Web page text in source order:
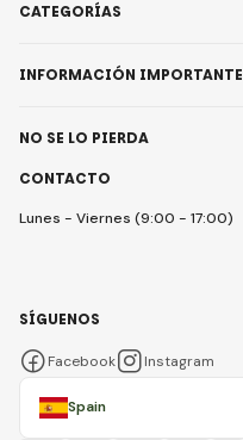
CONTACTO
Lunes - Viernes (9:00 - 17:00)
CATEGORÍAS
INFORMACIÓN IMPORTANTE
NO SE LO PIERDA
Spain
SÍGUENOS
Facebook Instagram